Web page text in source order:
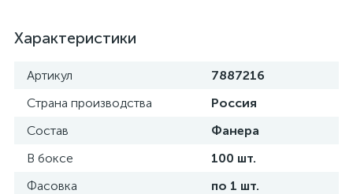
Характеристики
Артикул
7887216
Страна производства
Россия
Состав
Фанера
В боксе
100 шт.
Фасовка
по 1 шт.